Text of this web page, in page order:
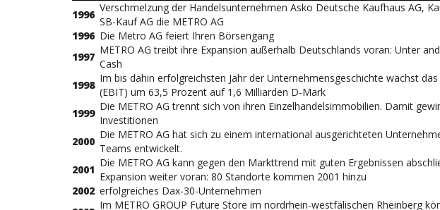
1996
Verschmelzung der Handelsunternehmen Asko Deutsche Kaufhaus AG,
SB-Kauf AG die METRO AG
1996 Die Metro AG feiert Ihren Börsengang
1997
METRO AG treibt ihre Expansion außerhalb Deutschlands voran: Unter
Cash
1998
Im bis dahin erfolgreichsten Jahr der Unternehmensgeschichte wächst
(EBIT) um 63,5 Prozent auf 1,6 Milliarden D-Mark
1999
Die METRO AG trennt sich von ihren Einzelhandelsimmobilien. Damit
Investitionen
2000
Die METRO AG hat sich zu einem international ausgerichteten
Teams entwickelt.
2001
Die METRO AG kann gegen den Markttrend mit guten Ergebnissen
Expansion weiter voran: 80 Standorte kommen 2001 hinzu
2002 erfolgreiches Dax-30-Unternehmen
Im METRO GROUP Future Store im nordrhein-westfälischen Rheinberg